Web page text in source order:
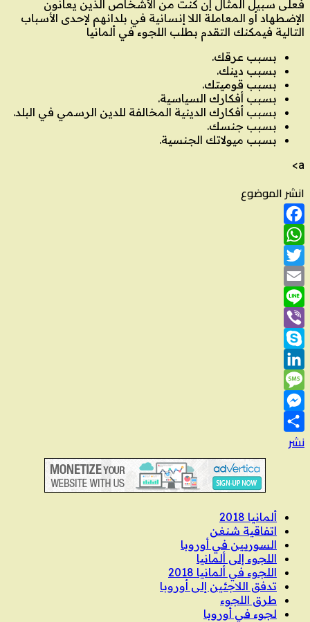
فعلى سبيل المثال إن كنت من الأشخاص الذين يعانون
الإضطهاد أو المعاملة اللا إنسانية في بلدانهم لإحدى الأسباب
التالية فيمكنك التقدم بطلب اللجوء في ألمانيا
بسبب عرقك.
بسبب دينك.
بسبب قوميتك.
بسبب أفكارك السياسية.
بسبب أفكارك الدينية المخالفة للدين الرسمي في البلد.
بسبب جنسك.
بسبب ميولاتك الجنسية.
a>
انشر الموضوع
Facebook
WhatsApp
Twitter
Email
Line
Viber
Skype
LinkedIn
Message
Messenger
نشر
ألمانيا 2018
اتفاقية شنغن
السوريين في أوروبا
اللجوء إلى ألمانيا
اللجوء في ألمانيا 2018
تدفق اللاجئين إلى أوروبا
طرق اللجوء
لجوء في أوروبا